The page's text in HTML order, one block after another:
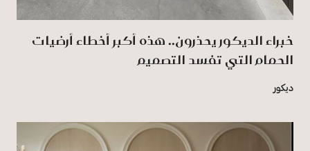
خبراء الديكور يحذرون.. هذه أكبر أخطاء أرضيات
الحمام التي تفسد التصميم
ديكور